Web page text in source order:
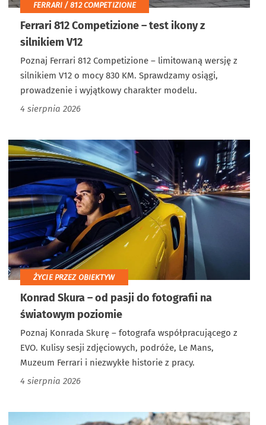
FERRARI / 812 COMPETIZIONE
Ferrari 812 Competizione – test ikony z
silnikiem V12
Poznaj Ferrari 812 Competizione – limitowaną wersję z
silnikiem V12 o mocy 830 KM. Sprawdzamy osiągi,
prowadzenie i wyjątkowy charakter modelu.
4 sierpnia 2026
ŻYCIE PRZEZ OBIEKTYW
Konrad Skura – od pasji do fotografii na
światowym poziomie
Poznaj Konrada Skurę – fotografa współpracującego z
EVO. Kulisy sesji zdjęciowych, podróże, Le Mans,
Muzeum Ferrari i niezwykłe historie z pracy.
4 sierpnia 2026